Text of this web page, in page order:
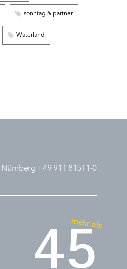
sonntag & partner
Waterland
Nürnberg +49 911 81511-0
mehr als
45